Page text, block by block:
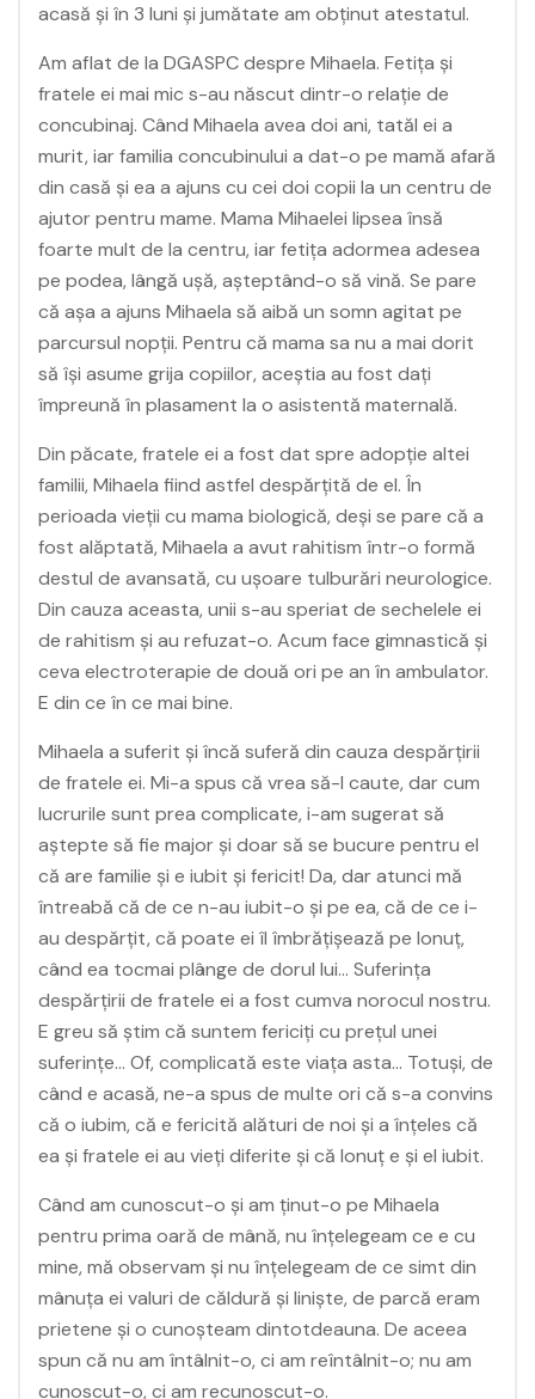
acasă și în 3 luni și jumătate am obținut atestatul.
Am aflat de la DGASPC despre Mihaela. Fetița și
fratele ei mai mic s-au născut dintr-o relație de
concubinaj. Când Mihaela avea doi ani, tatăl ei a
murit, iar familia concubinului a dat-o pe mamă afară
din casă și ea a ajuns cu cei doi copii la un centru de
ajutor pentru mame. Mama Mihaelei lipsea însă
foarte mult de la centru, iar fetița adormea adesea
pe podea, lângă ușă, așteptând-o să vină. Se pare
că așa a ajuns Mihaela să aibă un somn agitat pe
parcursul nopții. Pentru că mama sa nu a mai dorit
să își asume grija copiilor, aceștia au fost dați
împreună în plasament la o asistentă maternală.
Din păcate, fratele ei a fost dat spre adopție altei
familii, Mihaela fiind astfel despărțită de el. În
perioada vieții cu mama biologică, deși se pare că a
fost alăptată, Mihaela a avut rahitism într-o formă
destul de avansată, cu ușoare tulburări neurologice.
Din cauza aceasta, unii s-au speriat de sechelele ei
de rahitism și au refuzat-o. Acum face gimnastică și
ceva electroterapie de două ori pe an în ambulator.
E din ce în ce mai bine.
Mihaela a suferit și încă suferă din cauza despărțirii
de fratele ei. Mi-a spus că vrea să-l caute, dar cum
lucrurile sunt prea complicate, i-am sugerat să
aștepte să fie major și doar să se bucure pentru el
că are familie și e iubit și fericit! Da, dar atunci mă
întreabă că de ce n-au iubit-o și pe ea, că de ce i-
au despărțit, că poate ei îl îmbrățișează pe Ionuț,
când ea tocmai plânge de dorul lui… Suferința
despărțirii de fratele ei a fost cumva norocul nostru.
E greu să știm că suntem fericiți cu prețul unei
suferințe… Of, complicată este viața asta… Totuși, de
când e acasă, ne-a spus de multe ori că s-a convins
că o iubim, că e fericită alături de noi și a înțeles că
ea și fratele ei au vieți diferite și că Ionuț e și el iubit.
Când am cunoscut-o și am ținut-o pe Mihaela
pentru prima oară de mână, nu înțelegeam ce e cu
mine, mă observam și nu înțelegeam de ce simt din
mânuța ei valuri de căldură și liniște, de parcă eram
prietene și o cunoșteam dintotdeauna. De aceea
spun că nu am întâlnit-o, ci am reîntâlnit-o; nu am
cunoscut-o, ci am recunoscut-o.